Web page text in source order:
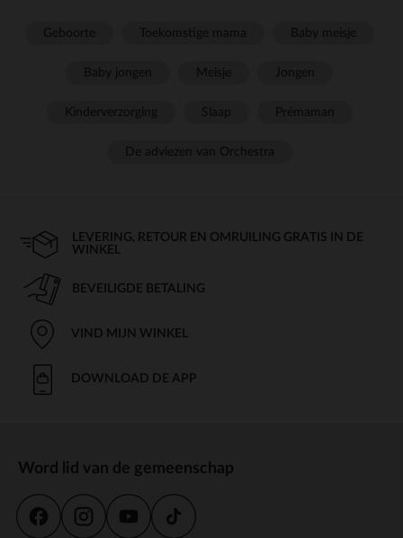
LEVERING, RETOUR EN OMRUILING GRATIS IN DE
WINKEL
BEVEILIGDE BETALING
VIND MIJN WINKEL
DOWNLOAD DE APP
Word lid van de gemeenschap